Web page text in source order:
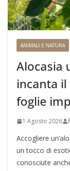
ANIMALI E NATURA
Alocasia
incanta
foglie
1 Agosto 2026
Accogliere
un tocco di
conosciute